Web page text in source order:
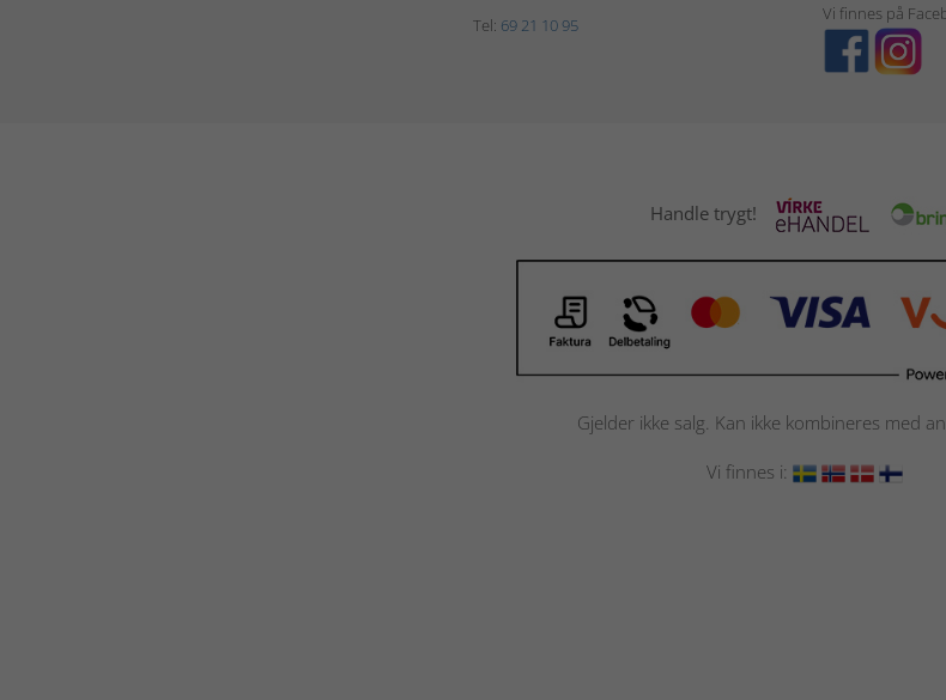
Tel: 69 21 10 95
Vi finnes på
Handle trygt!
Gjelder ikke salg. Kan ikke kombineres med
Vi finnes i: